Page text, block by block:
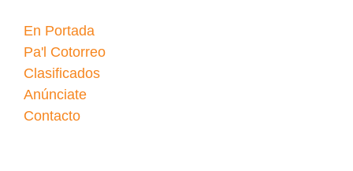
En Portada
Pa'l Cotorreo
Clasificados
Anúnciate
Contacto